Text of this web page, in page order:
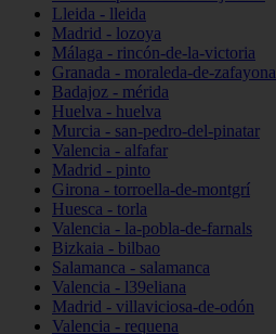
Lleida - lleida
Madrid - lozoya
Málaga - rincón-de-la-victoria
Granada - moraleda-de-zafayona
Badajoz - mérida
Huelva - huelva
Murcia - san-pedro-del-pinatar
Valencia - alfafar
Madrid - pinto
Girona - torroella-de-montgrí
Huesca - torla
Valencia - la-pobla-de-farnals
Bizkaia - bilbao
Salamanca - salamanca
Valencia - l39eliana
Madrid - villaviciosa-de-odón
Valencia - requena